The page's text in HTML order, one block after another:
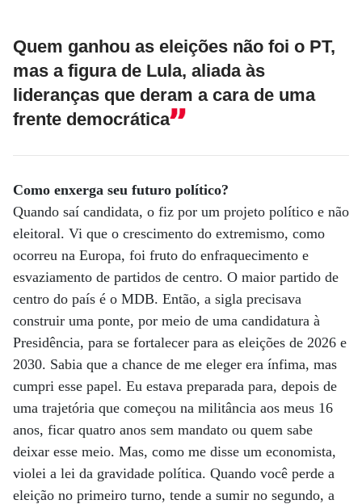
Quem ganhou as eleições não foi o PT,
mas a figura de Lula, aliada às
lideranças que deram a cara de uma
frente democrática
Como enxerga seu futuro político?
Quando saí candidata, o fiz por um projeto político e não
eleitoral. Vi que o crescimento do extremismo, como
ocorreu na Europa, foi fruto do enfraquecimento e
esvaziamento de partidos de centro. O maior partido de
centro do país é o MDB. Então, a sigla precisava
construir uma ponte, por meio de uma candidatura à
Presidência, para se fortalecer para as eleições de 2026 e
2030. Sabia que a chance de me eleger era ínfima, mas
cumpri esse papel. Eu estava preparada para, depois de
uma trajetória que começou na militância aos meus 16
anos, ficar quatro anos sem mandato ou quem sabe
deixar esse meio. Mas, como me disse um economista,
violei a lei da gravidade política. Quando você perde a
eleição no primeiro turno, tende a sumir no segundo, a